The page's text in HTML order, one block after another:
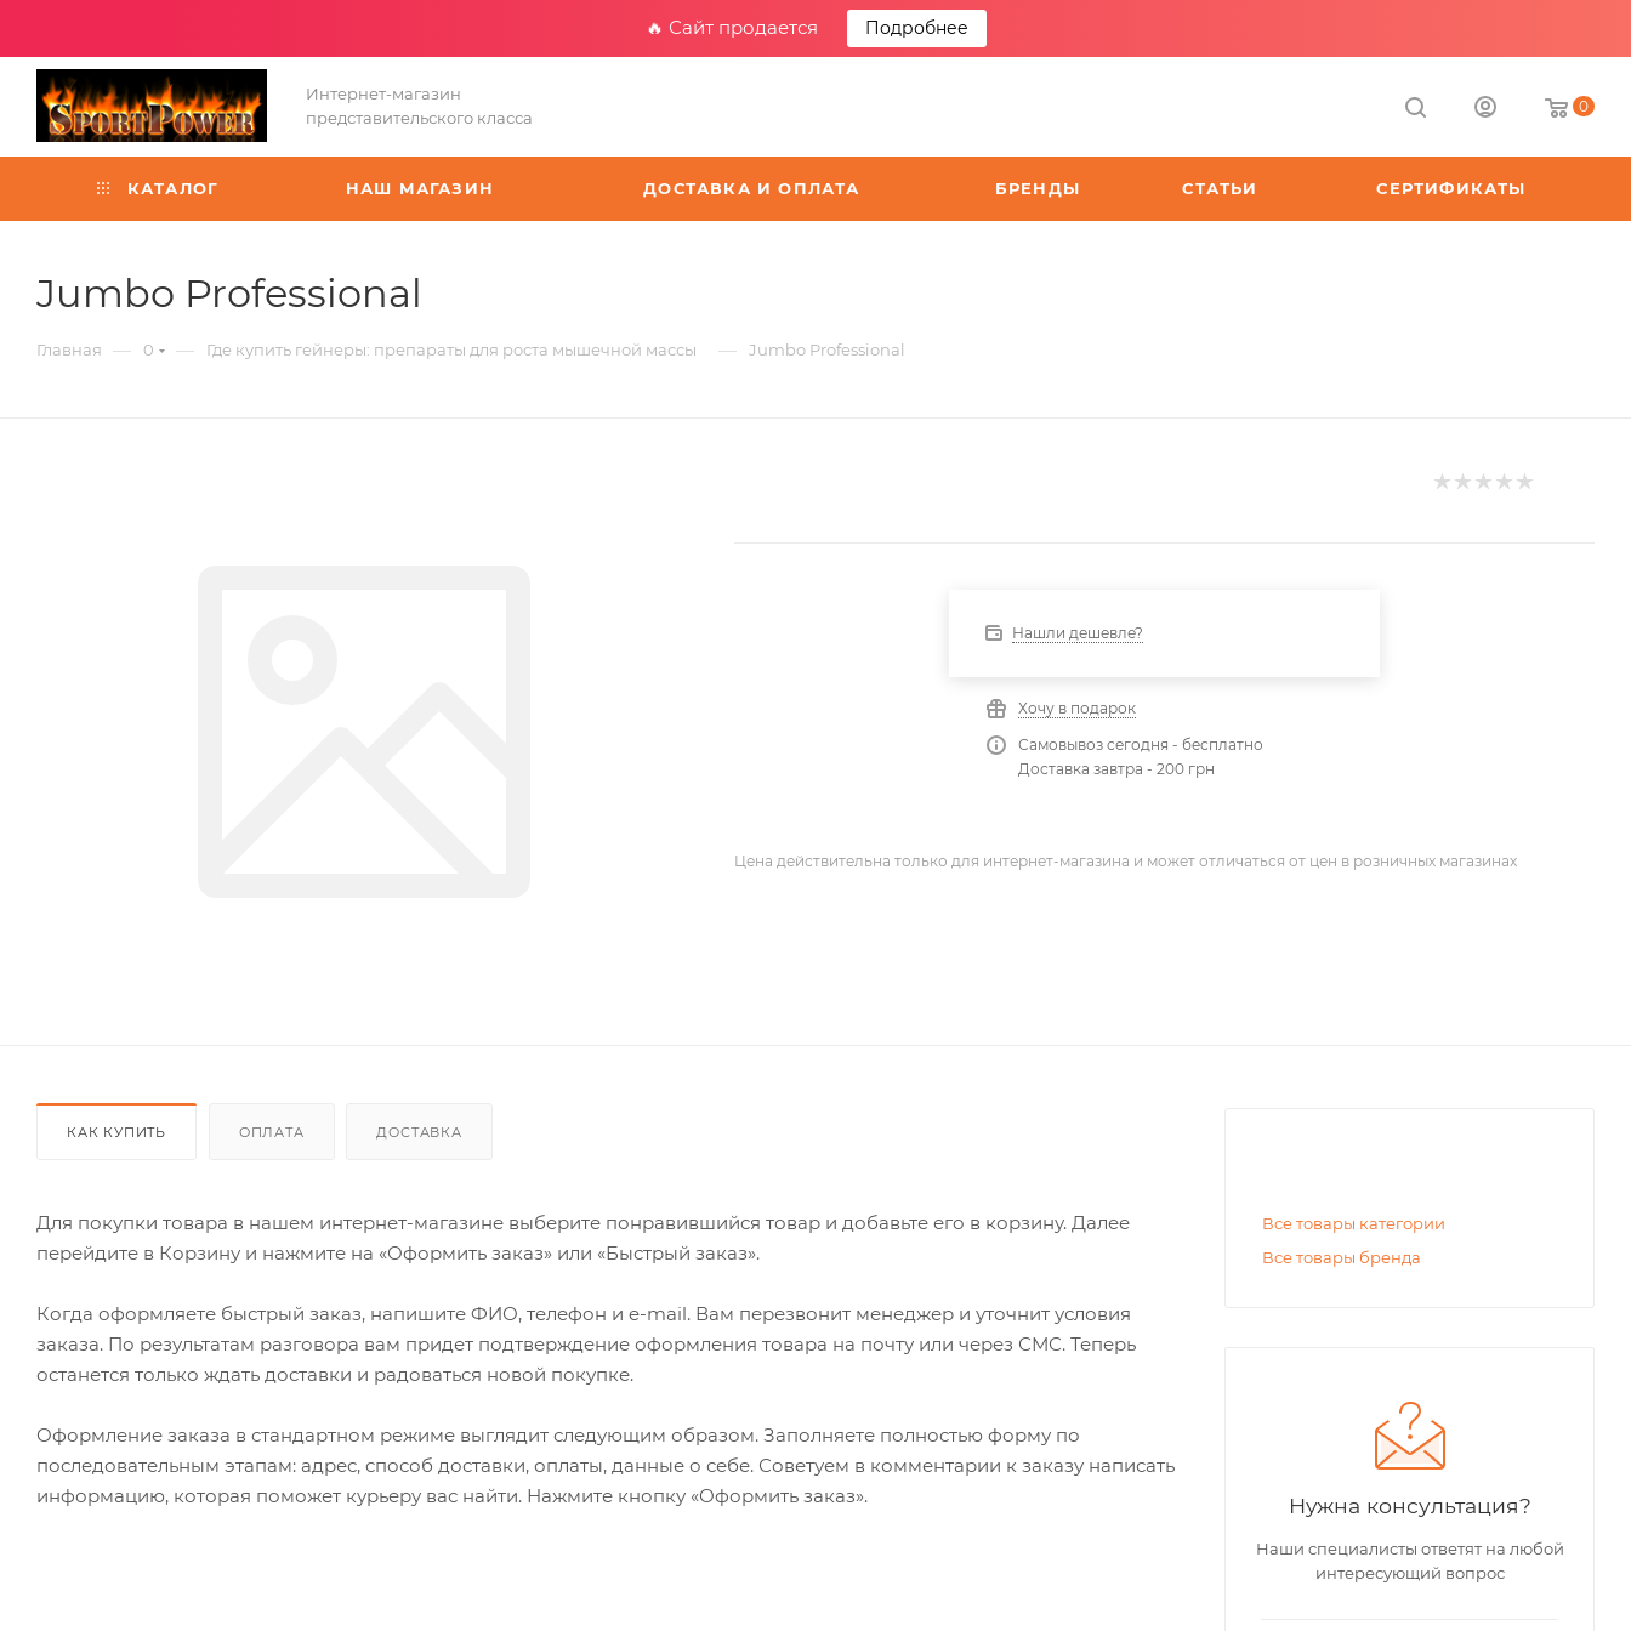
🔥 Сайт продается Подробнее
Интернет-магазин
представительского класса
0
КАТАЛОГ НАШ МАГАЗИН ДОСТАВКА И ОПЛАТА БРЕНДЫ СТАТЬИ СЕРТИФИКАТЫ
Jumbo Professional
Главная — 0 — Где купить гейнеры: препараты для роста мышечной массы — Jumbo Professional
Нашли дешевле?
Хочу в подарок
Самовывоз сегодня - бесплатно
Доставка завтра - 200 грн
Цена действительна только для интернет-магазина и может отличаться от цен в розничных магазинах
КАК КУПИТЬ ОПЛАТА ДОСТАВКА
Для покупки товара в нашем интернет-магазине выберите понравившийся товар и добавьте его в корзину. Далее
перейдите в Корзину и нажмите на «Оформить заказ» или «Быстрый заказ».
Когда оформляете быстрый заказ, напишите ФИО, телефон и e-mail. Вам перезвонит менеджер и уточнит условия
заказа. По результатам разговора вам придет подтверждение оформления товара на почту или через СМС. Теперь
останется только ждать доставки и радоваться новой покупке.
Оформление заказа в стандартном режиме выглядит следующим образом. Заполняете полностью форму по
последовательным этапам: адрес, способ доставки, оплаты, данные о себе. Советуем в комментарии к заказу написать
информацию, которая поможет курьеру вас найти. Нажмите кнопку «Оформить заказ».
Все товары категории
Все товары бренда
Нужна консультация?
Наши специалисты ответят на любой
интересующий вопрос